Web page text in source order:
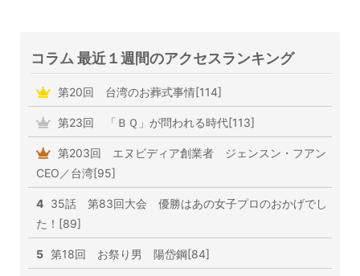
コラム 最近１週間のアクセスランキング
第20回 台湾のお葬式事情[114]
第23回 「ＢＱ」が問われる時代[113]
第203回 エヌビディア創業者 ジェンスン・フアン
CEO／台湾[95]
4 35話 第83回大会 優勝はあの女子プロのおかげでし
た！[89]
5 第18回 お祭り男 陽岱鋼[84]